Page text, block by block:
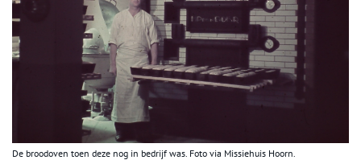
De broodoven toen deze nog in bedrijf was. Foto via Missiehuis Hoorn.